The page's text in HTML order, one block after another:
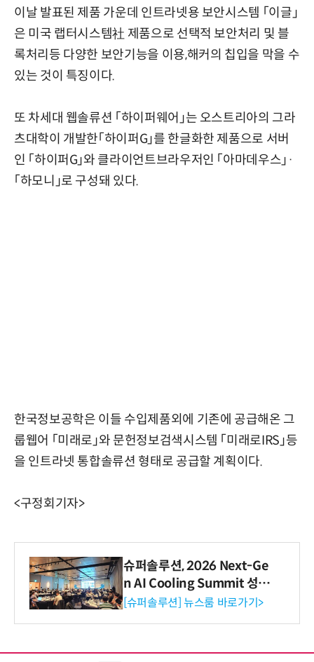
이날 발표된 제품 가운데 인트라넷용 보안시스템 「이글」
은 미국 랩터시스템社 제품으로 선택적 보안처리 및 블
록처리등 다양한 보안기능을 이용,해커의 칩입을 막을 수
있는 것이 특징이다.
또 차세대 웹솔류션 「하이퍼웨어」는 오스트리아의 그라
츠대학이 개발한「하이퍼G」를 한글화한 제품으로 서버
인 「하이퍼G」와 클라이언트브라우저인 「아마데우스」·
「하모니」로 구성돼 있다.
한국정보공학은 이들 수입제품외에 기존에 공급해온 그
룹웹어 「미래로」와 문헌정보검색시스템 「미래로IRS」등
을 인트라넷 통합솔류션 형태로 공급할 계획이다.
<구정회기자>
슈퍼솔루션, 2026 Next-Ge
n AI Cooling Summit 성황
리 성료
[슈퍼솔루션] 뉴스룸 바로가기>